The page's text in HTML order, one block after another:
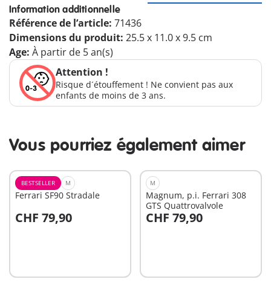
Information additionnelle
Référence de l’article: 71436
Dimensions du produit: 25.5 x 11.0 x 9.5 cm
Age: À partir de 5 an(s)
Attention !
Risque d´étouffement ! Ne convient pas aux
enfants de moins de 3 ans.
Vous pourriez également aimer
BESTSELLER M
Ferrari SF90 Stradale
CHF 79,90
Au panier
M
Magnum, p.i. Ferrari 308
GTS Quattrovalvole
CHF 79,90
Au panier